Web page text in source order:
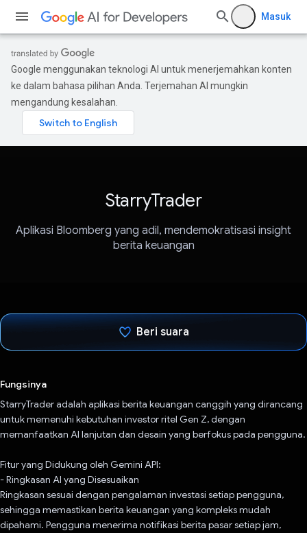
Masuk
Google menggunakan teknologi AI untuk menerjemahkan konten
ke dalam bahasa pilihan Anda. Terjemahan AI mungkin
mengandung kesalahan.
StarryTrader
Aplikasi Bloomberg yang adil, mendemokratisasi insight
berita keuangan
Beri suara
Fungsinya
StarryTrader adalah aplikasi berita keuangan canggih yang dirancang
untuk memenuhi kebutuhan investor ritel Gen Z, dengan
memanfaatkan AI lanjutan dan desain yang berfokus pada pengguna.
Fitur yang Didukung oleh Gemini API:
- Ringkasan AI yang Disesuaikan
Ringkasan sesuai dengan pengalaman investasi setiap pengguna,
sehingga memastikan berita keuangan yang kompleks mudah
dipahami. Pengguna menerima notifikasi berita pasar setiap jam,